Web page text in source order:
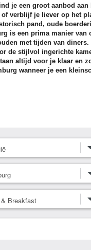
je een groot aanbod
verblijf je liever op het
pand, oude
is een prima manier van
met tijden van
de stijlvol ingerichte
altijd voor je klaar en
wanneer je een